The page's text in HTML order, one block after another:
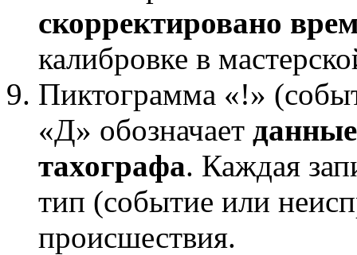
скорректировано
калибровке в
Пиктограмма «!»
«Д» обозначает
тахографа. Каждая
тип (событие или
происшествия.